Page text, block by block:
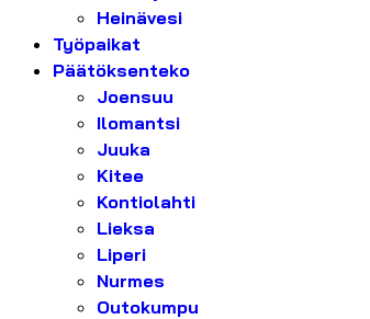
Heinävesi
Työpaikat
Päätöksenteko
Joensuu
Ilomantsi
Juuka
Kitee
Kontiolahti
Lieksa
Liperi
Nurmes
Outokumpu